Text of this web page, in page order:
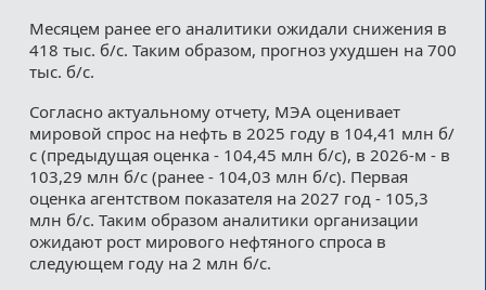
Месяцем ранее его аналитики ожидали снижения в
418 тыс. б/с. Таким образом, прогноз ухудшен на 700
тыс. б/с.
Согласно актуальному отчету, МЭА оценивает
мировой спрос на нефть в 2025 году в 104,41 млн б/
с (предыдущая оценка - 104,45 млн б/с), в 2026-м - в
103,29 млн б/с (ранее - 104,03 млн б/с). Первая
оценка агентством показателя на 2027 год - 105,3
млн б/с. Таким образом аналитики организации
ожидают рост мирового нефтяного спроса в
следующем году на 2 млн б/с.